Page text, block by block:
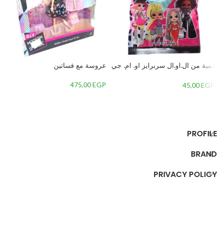
دمية من ال.او.ال سربرايز او. ام. جي
45,00EGP
عروسة مع فساتين
475,00EGP
PROFILE
BRAND
PRIVACY POLICY